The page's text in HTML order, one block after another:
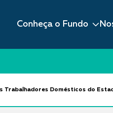
Conheça o Fundo
Trabalhadores Domésticos do